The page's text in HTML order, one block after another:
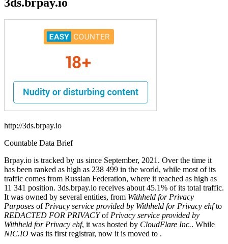
http://3ds.brpay.io
Countable Data Brief
Brpay.io is tracked by us since September, 2021. Over the time it
has been ranked as high as 238 499 in the world, while most of its
traffic comes from Russian Federation, where it reached as high as
11 341 position. 3ds.brpay.io receives about 45.1% of its total traffic.
It was owned by several entities, from Withheld for Privacy
Purposes ofPrivacy service provided by Withheld for Privacy ehfto
REDACTED FOR PRIVACYofPrivacy service provided by
Withheld for Privacy ehf, it was hosted by CloudFlare Inc.. While
NIC.IO was its first registrar, now it is moved to .